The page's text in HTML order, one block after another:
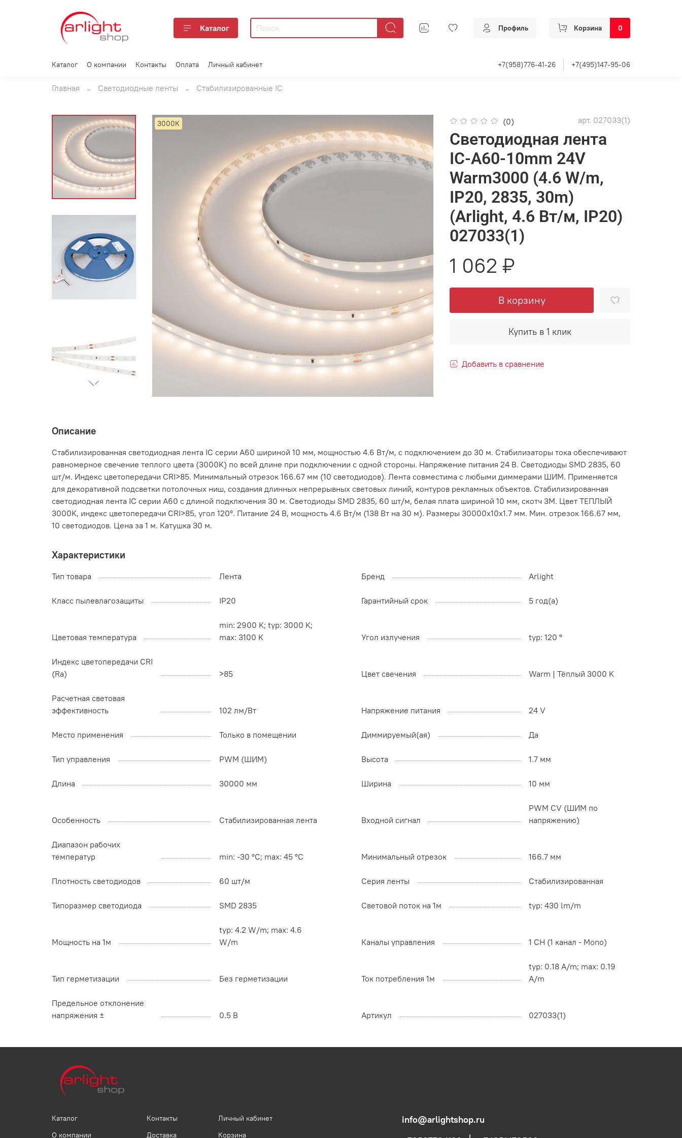
Каталог Профиль Корзина 0
Каталог О компании Контакты Оплата Личный кабинет +7(958)776-41-26 +7(495)147-95-06
Главная Светодиодные ленты Стабилизированные IC
3000К (0) арт. 027033(1)
Светодиодная лента
IC-A60-10mm 24V
Warm3000 (4.6 W/m,
IP20, 2835, 30m)
(Arlight, 4.6 Вт/м, IP20)
027033(1)
1 062 ₽
В корзину
Купить в 1 клик
Добавить в сравнение
Описание
Стабилизированная светодиодная лента IC серии A60 шириной 10 мм, мощностью 4.6 Вт/м, с подключением до 30 м. Стабилизаторы тока обеспечивают
равномерное свечение теплого цвета (3000K) по всей длине при подключении с одной стороны. Напряжение питания 24 В. Светодиоды SMD 2835, 60
шт/м. Индекс цветопередачи CRI>85. Минимальный отрезок 166.67 мм (10 светодиодов). Лента совместима с любыми диммерами ШИМ. Применяется
для декоративной подсветки потолочных ниш, создания длинных непрерывных световых линий, контуров рекламных объектов. Стабилизированная
светодиодная лента IC серии A60 с длиной подключения 30 м. Светодиоды SMD 2835, 60 шт/м, белая плата шириной 10 мм, скотч 3M. Цвет ТЕПЛЫЙ
3000K, индекс цветопередачи CRI>85, угол 120°. Питание 24 В, мощность 4.6 Вт/м (138 Вт на 30 м). Размеры 30000х10х1.7 мм. Мин. отрезок 166.67 мм,
10 светодиодов. Цена за 1 м. Катушка 30 м.
Характеристики
Тип товара Лента Бренд Arlight
Класс пылевлагозащиты IP20 Гарантийный срок 5 год(а)
Цветовая температура
min: 2900 K; typ: 3000 K;
max: 3100 K
Угол излучения typ: 120 °
Индекс цветопередачи CRI
(Ra)
>85 Цвет свечения Warm | Тёплый 3000 K
Расчетная световая
эффективность
102 лм/Вт Напряжение питания 24 V
Место применения Только в помещении Диммируемый(ая) Да
Тип управления PWM (ШИМ) Высота 1.7 мм
Длина 30000 мм Ширина 10 мм
Особенность Стабилизированная лента Входной сигнал
PWM СV (ШИМ по
напряжению)
Диапазон рабочих
температур
min: -30 °C; max: 45 °C Минимальный отрезок 166.7 мм
Плотность светодиодов 60 шт/м Серия ленты Стабилизированная
Типоразмер светодиода SMD 2835 Световой поток на 1м typ: 430 lm/m
Мощность на 1м
typ: 4.2 W/m; max: 4.6
W/m
Каналы управления 1 CH (1 канал - Mono)
Тип герметизации Без герметизации Ток потребления 1м
typ: 0.18 A/m; max: 0.19
A/m
Предельное отклонение
напряжения ±
0.5 В Артикул 027033(1)
Каталог
О компании
Контакты
Доставка
Личный кабинет
Корзина
info@arlightshop.ru